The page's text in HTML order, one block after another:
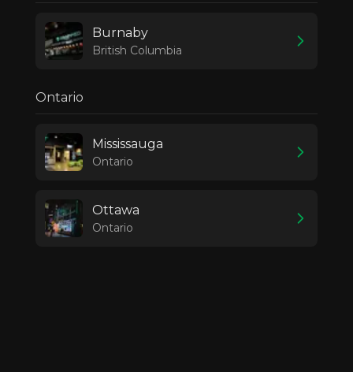
Burnaby
British Columbia
Ontario
Mississauga
Ontario
Ottawa
Ontario